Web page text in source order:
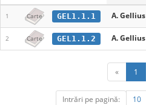
1 Carte GEL1.1.1 A. Gellius
2 Carte GEL1.1.2 A. Gellius
« 1
Intrări pe pagină: 10